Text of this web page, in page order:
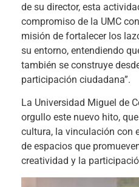
de su director, esta
compromiso de la UMC
misión de fortalecer los
su entorno, entendiendo
también se construye
participación ciudadana”.
La Universidad Miguel de
orgullo este nuevo hito,
cultura, la vinculación con
de espacios que
creatividad y la